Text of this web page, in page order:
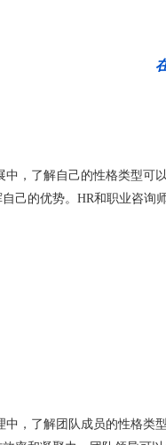
中，了解自己的性格类型可
己的优势。HR和职业咨询
中，了解团队成员的性格类